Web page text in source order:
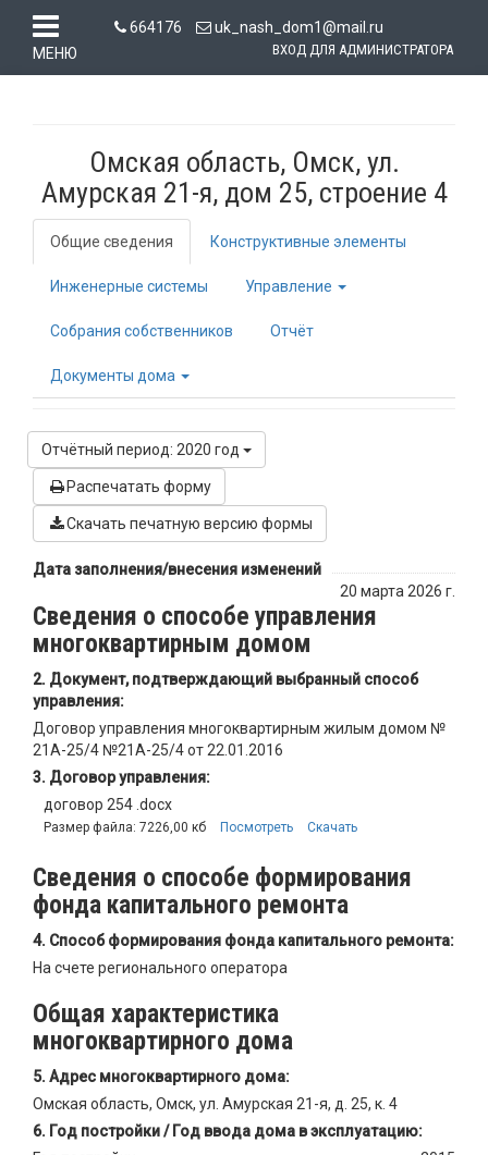
МЕНЮ
664176 uk_nash_dom1@mail.ru
ВХОД ДЛЯ АДМИНИСТРАТОРА
Омская область, Омск, ул.
Амурская 21-я, дом 25, строение 4
Общие сведения Конструктивные элементы
Инженерные системы Управление
Собрания собственников Отчёт
Документы дома
Отчётный период: 2020 год
Распечатать форму
Скачать печатную версию формы
Дата заполнения/внесения изменений
20 марта 2026 г.
Сведения о способе управления
многоквартирным домом
Документ, подтверждающий выбранный способ
управления:
Договор управления многоквартирным жилым домом №
21А-25/4 №21А-25/4 от 22.01.2016
Договор управления:
договор 254 .docx
Размер файла: 7226,00 кб Посмотреть Скачать
Сведения о способе формирования
фонда капитального ремонта
Способ формирования фонда капитального ремонта:
На счете регионального оператора
Общая характеристика
многоквартирного дома
Адрес многоквартирного дома:
Омская область, Омск, ул. Амурская 21-я, д. 25, к. 4
Год постройки / Год ввода дома в эксплуатацию: